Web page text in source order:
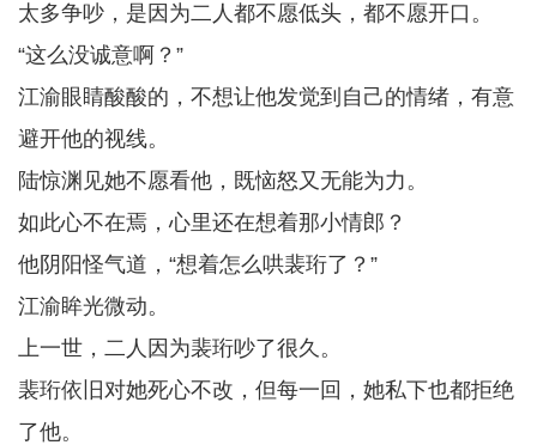
太多争吵，是因为二人都不愿低头，都不愿开口。
“这么没诚意啊？”
江渝眼睛酸酸的，不想让他发觉到自己的情绪，有意
避开他的视线。
陆惊渊见她不愿看他，既恼怒又无能为力。
如此心不在焉，心里还在想着那小情郎？
他阴阳怪气道，“想着怎么哄裴珩了？”
江渝眸光微动。
上一世，二人因为裴珩吵了很久。
裴珩依旧对她死心不改，但每一回，她私下也都拒绝
了他。